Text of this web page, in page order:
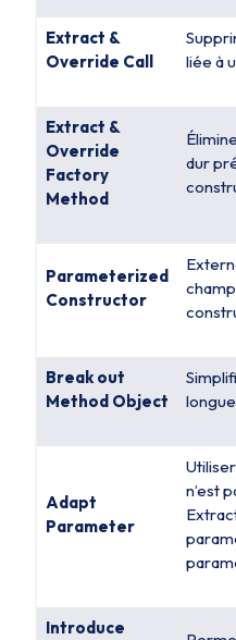
Extract &
Override Call
liée à
Extract &
Override
Factory
Method
dur
Parameterized
Constructor
Break out
Method Object
Adapt
Parameter
Utiliser
n’est
Introduce